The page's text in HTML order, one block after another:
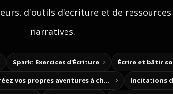
d'outils d'ecriture et de ressources
narratives.
Spark: Exercices d'Écriture Écrire et bâtir
Créez vos propres aventures à choix Incitations